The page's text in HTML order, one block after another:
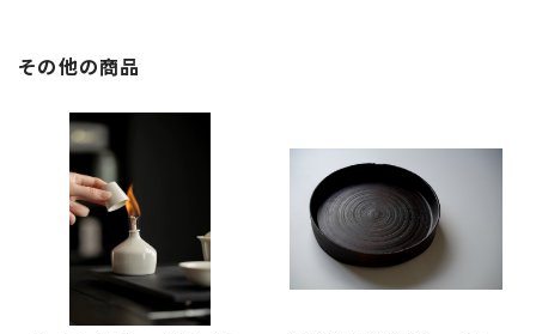
その他の商品